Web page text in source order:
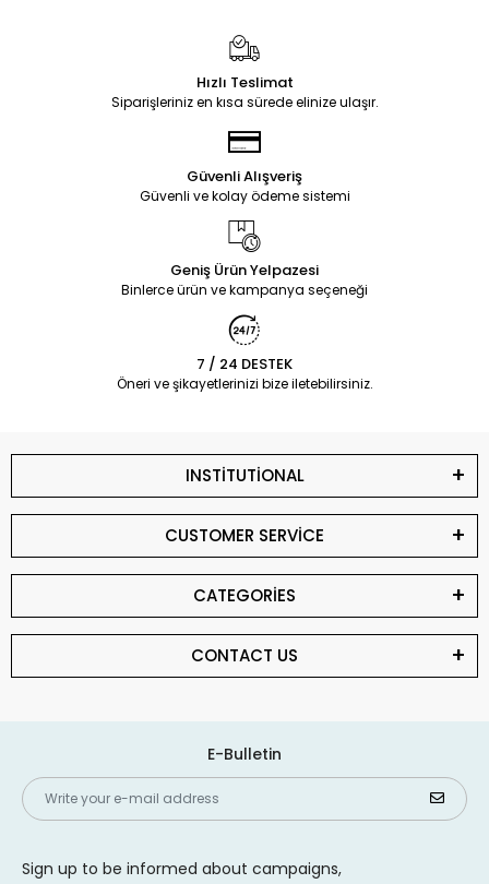
Hızlı Teslimat
Siparişleriniz en kısa sürede elinize ulaşır.
Güvenli Alışveriş
Güvenli ve kolay ödeme sistemi
Geniş Ürün Yelpazesi
Binlerce ürün ve kampanya seçeneği
7 / 24 DESTEK
Öneri ve şikayetlerinizi bize iletebilirsiniz.
INSTİTUTİONAL
CUSTOMER SERVİCE
CATEGORİES
CONTACT US
E-Bulletin
Sign up to be informed about campaigns,